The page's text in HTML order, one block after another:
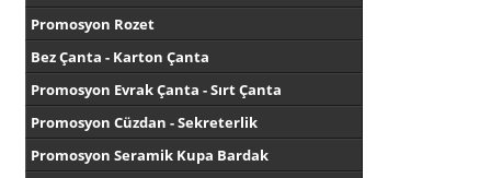
Promosyon Rozet
Bez Çanta - Karton Çanta
Promosyon Evrak Çanta - Sırt Çanta
Promosyon Cüzdan - Sekreterlik
Promosyon Seramik Kupa Bardak